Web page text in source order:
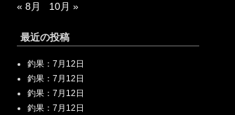
« 8月 10月 »
最近の投稿
釣果：7月12日
釣果：7月12日
釣果：7月12日
釣果：7月12日